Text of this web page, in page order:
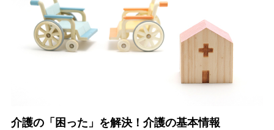
介護の「困った」を解決！介護の基本情報